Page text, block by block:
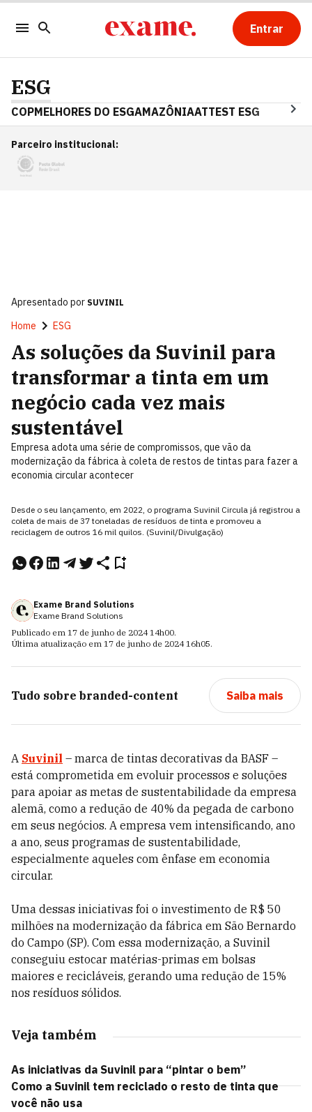
Entrar
ESG
COPMELHORES DO ESGAMAZÔNIAATTEST ESG
Parceiro institucional:
Apresentado por SUVINIL
Home ESG
As soluções da Suvinil para
transformar a tinta em um
negócio cada vez mais
sustentável
Empresa adota uma série de compromissos, que vão da
modernização da fábrica à coleta de restos de tintas para fazer a
economia circular acontecer
Desde o seu lançamento, em 2022, o programa Suvinil Circula já registrou a
coleta de mais de 37 toneladas de resíduos de tinta e promoveu a
reciclagem de outros 16 mil quilos. (Suvinil/Divulgação)
Exame Brand Solutions
Exame Brand Solutions
Publicado em 17 de junho de 2024 14h00.
Última atualização em 17 de junho de 2024 16h05.
Tudo sobre branded-content Saiba mais
A Suvinil – marca de tintas decorativas da BASF –
está comprometida em evoluir processos e soluções
para apoiar as metas de sustentabilidade da empresa
alemã, como a redução de 40% da pegada de carbono
em seus negócios. A empresa vem intensificando, ano
a ano, seus programas de sustentabilidade,
especialmente aqueles com ênfase em economia
circular.
Uma dessas iniciativas foi o investimento de R$ 50
milhões na modernização da fábrica em São Bernardo
do Campo (SP). Com essa modernização, a Suvinil
conseguiu estocar matérias-primas em bolsas
maiores e recicláveis, gerando uma redução de 15%
nos resíduos sólidos.
Veja também
As iniciativas da Suvinil para “pintar o bem”
Como a Suvinil tem reciclado o resto de tinta que
você não usa